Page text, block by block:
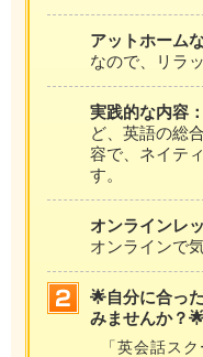
アットホーム
なので、リラ
実践的な内容：
ど、英語の総
容で、ネイテ
す。
オンラインレ
オンラインで
🌟自分に合っ
みませんか？
「英会話ス